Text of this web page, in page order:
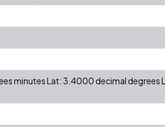
minutes Lat: 3.4000 decimal